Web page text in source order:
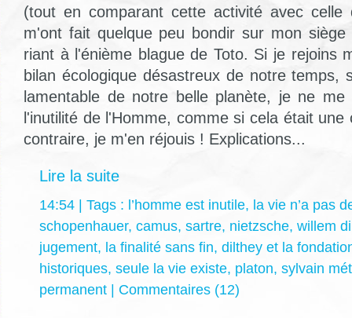
(tout en comparant cette activité avec celle
m'ont fait quelque peu bondir sur mon siège
riant à l'énième blague de Toto. Si je rejoins
bilan écologique désastreux de notre temps,
lamentable de notre belle planète, je ne me
l'inutilité de l'Homme, comme si cela était une
contraire, je m'en réjouis ! Explications...
Lire la suite
14:54 | Tags : l’homme est inutile, la vie n’a pas
schopenhauer, camus, sartre, nietzsche, willem
jugement, la finalité sans fin, dilthey et la
historiques, seule la vie existe, platon, sylvain
permanent | Commentaires (12)